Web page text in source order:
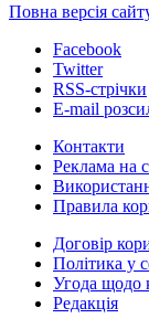
Повна версія
Facebook
Twitter
RSS-стрічки
E-mail
Контакти
Реклама на
Правила
Договір
Політика у
Угода щодо
Редакція